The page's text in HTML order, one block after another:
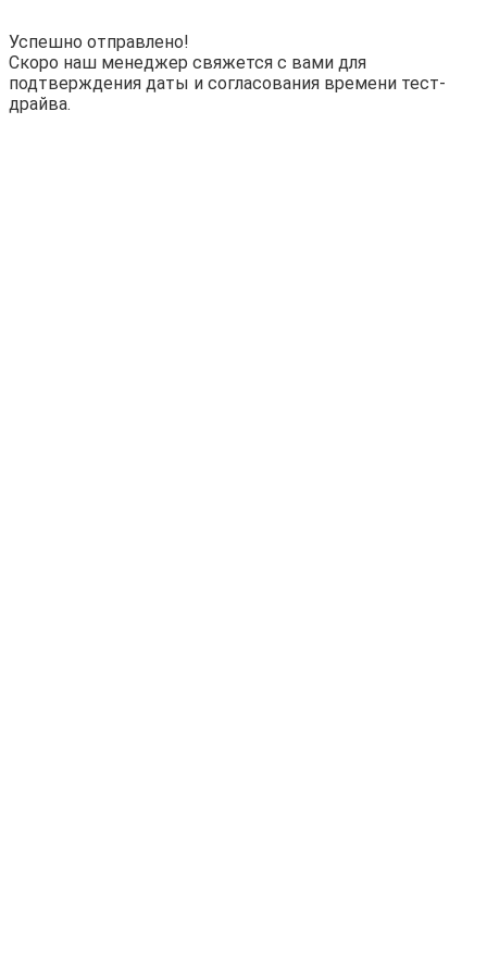
Успешно отправлено!
Скоро наш менеджер свяжется с вами для
подтверждения даты и согласования времени тест-
драйва.